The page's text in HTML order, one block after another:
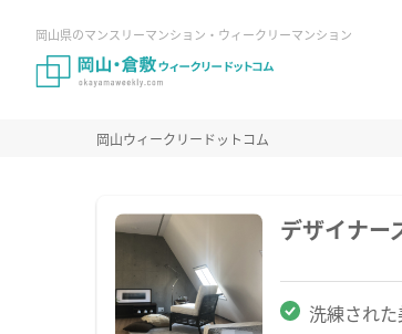
岡山県のマンスリーマンション・ウィークリーマンション
岡山ウィークリードットコム
デザイナー
洗練された